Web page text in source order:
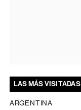
LAS MÁS VISITADAS
ARGENTINA